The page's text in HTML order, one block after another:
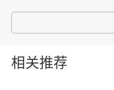
相关推荐